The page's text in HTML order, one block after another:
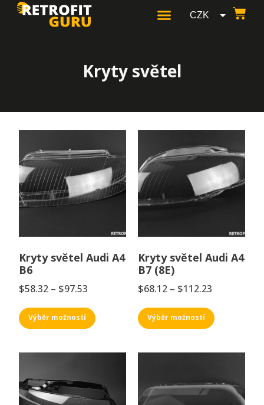
CZK
Kryty světel
Kryty světel Audi A4
B6
$58.32 – $97.53
Výběr možností
Kryty světel Audi A4
B7 (8E)
$68.12 – $112.23
Výběr možností